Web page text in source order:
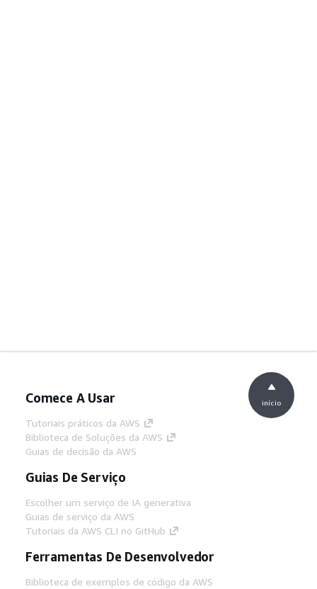
Comece A Usar
Tutoriais práticos da AWS
Biblioteca de Soluções da AWS
Guias de decisão da AWS
Guias De Serviço
Escolher um serviço de IA generativa
Guias de serviço da AWS
Tutoriais da AWS CLI no GitHub
Ferramentas De Desenvolvedor
Biblioteca de exemplos de código da AWS
início